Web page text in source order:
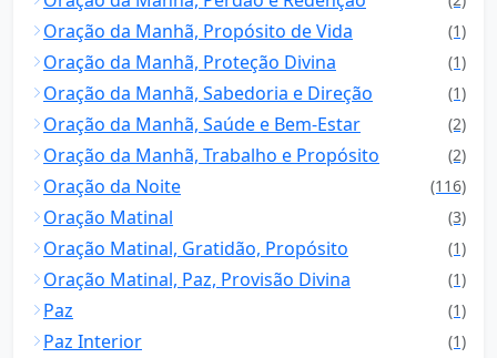
Oração da Manhã, Propósito de Vida (1)
Oração da Manhã, Proteção Divina (1)
Oração da Manhã, Sabedoria e Direção (1)
Oração da Manhã, Saúde e Bem-Estar (2)
Oração da Manhã, Trabalho e Propósito (2)
Oração da Noite (116)
Oração Matinal (3)
Oração Matinal, Gratidão, Propósito (1)
Oração Matinal, Paz, Provisão Divina (1)
Paz (1)
Paz Interior (1)